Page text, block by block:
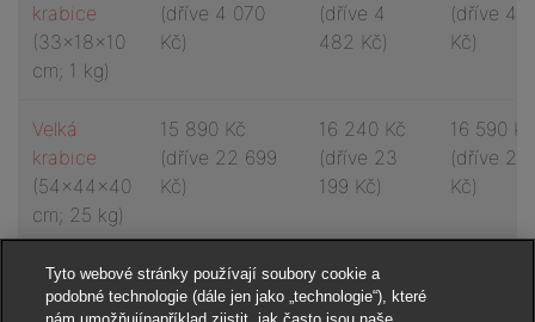
krabice
(33x18x10
cm; 1 kg)
(dříve 4 070
Kč)
(dříve 4
482 Kč)
(dříve 4
Kč)
Velká
krabice
(54x44x40
cm; 25 kg)
15 890 Kč
(dříve 22 699
Kč)
16 240 Kč
(dříve 23
199 Kč)
16 590 Kč
(dříve 23
Kč)
Tyto webové stránky používají soubory cookie a
podobné technologie (dále jen jako „technologie“), které